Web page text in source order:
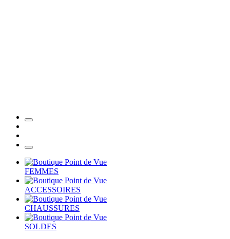
FEMMES
ACCESSOIRES
CHAUSSURES
SOLDES